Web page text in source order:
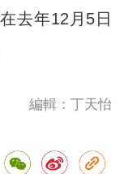
去年12月5日
編輯：丁天怡